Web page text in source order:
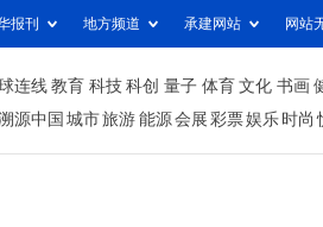
报刊 地方频道 承建网站 网站
连线 教育 科技 科创 量子 体育 文化 书画
源中国 城市旅游 能源 会展 彩票娱乐 时尚